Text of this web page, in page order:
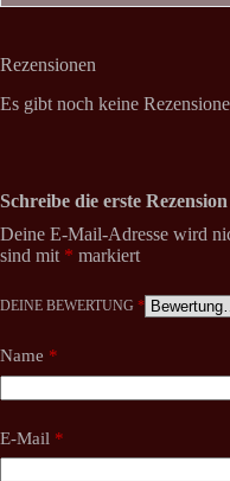
Rezensionen
Es gibt noch keine
Schreibe die erste
Deine E-Mail-Adresse wird
sind mit * markiert
DEINE BEWERTUNG *
Name *
E-Mail *